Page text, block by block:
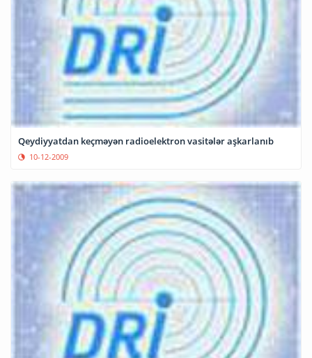
Qeydiyyatdan keçməyən radioelektron vasitələr aşkarlanıb
10-12-2009